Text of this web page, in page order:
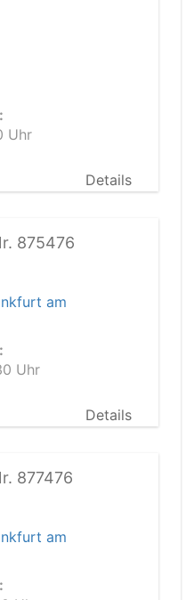
Uhr
Details
875476
am
Uhr
Details
877476
am